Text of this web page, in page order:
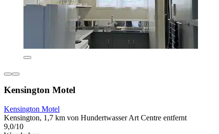
Kensington Motel
Kensington Motel
Kensington, 1,7 km von Hundertwasser Art Centre entfernt
9,0/10